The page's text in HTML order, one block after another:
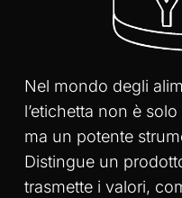
Nel mondo degli
l’etichetta non è
ma un potente
Distingue un
trasmette i valori,